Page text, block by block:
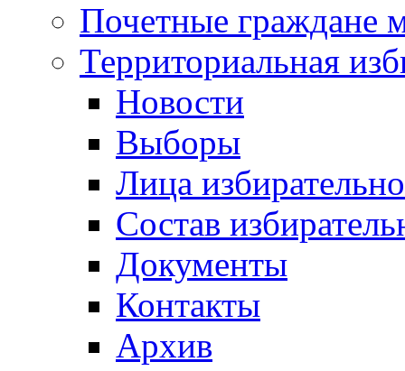
Почетные граждане
Территориальная
Новости
Выборы
Лица
Состав
Документы
Контакты
Архив